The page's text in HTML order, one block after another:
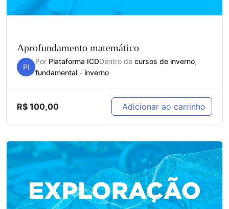
Aprofundamento matemático
PI
Por Plataforma ICDDentro de cursos de inverno,
fundamental - inverno
R$ 100,00 Adicionar ao carrinho